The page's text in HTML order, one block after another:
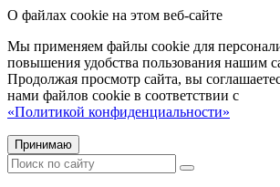
О файлах cookie на этом веб-сайте
Мы применяем файлы cookie для
повышения удобства пользования нашим
Продолжая просмотр сайта, вы
нами файлов cookie в соответствии с
«Политикой конфиденциальности»
Принимаю